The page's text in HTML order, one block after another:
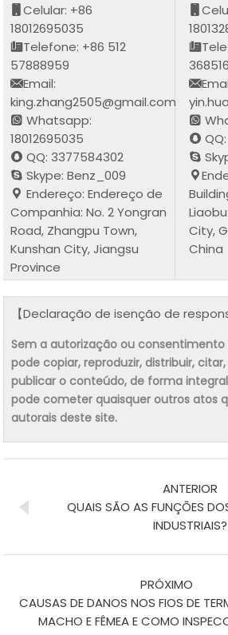
Celular: +86
18012695035
Telefone: +86 512
57888959
Email:
king.zhang2505@gmail.com
Whatsapp:
18012695035
QQ: 3377584302
Skype: Benz_009
Endereço: Endereço de
Companhia: No. 2 Yongran
Road, Zhangpu Town,
Kunshan City, Jiangsu
Province
City,
China
【Declaração de isenção de
Sem a autorização ou
pode copiar, reproduzir, distribuir,
publicar o conteúdo, de forma
pode cometer quaisquer outros atos
autorais deste site.
ANTERIOR
QUAIS SÃO AS FUNÇÕES
INDUSTRIAIS?
PRÓXIMO
CAUSAS DE DANOS NOS FIOS DE
MACHO E FÊMEA E COMO